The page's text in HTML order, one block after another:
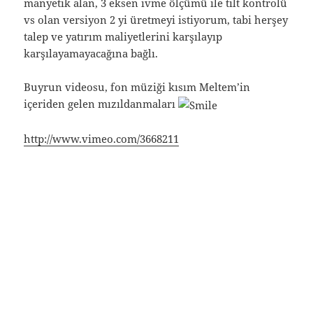
manyetik alan, 3 eksen ivme ölçümü ile tilt kontrolü
vs olan versiyon 2 yi üretmeyi istiyorum, tabi herşey
talep ve yatırım maliyetlerini karşılayıp
karşılayamayacağına bağlı.
Buyrun videosu, fon müziği kısım Meltem’in
içeriden gelen mızıldanmaları
http://www.vimeo.com/3668211